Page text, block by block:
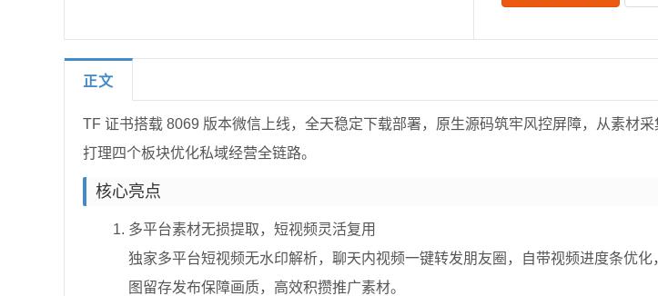
正文
TF 证书搭载 8069 版本微信上线，全天稳定下载部署，原生源码筑牢风控屏障，从素材
打理四个板块优化私域经营全链路。
核心亮点
多平台素材无损提取，短视频灵活复用
独家多平台短视频无水印解析，聊天内视频一键转发朋友圈，自带视频进度条优
图留存发布保障画质，高效积攒推广素材。